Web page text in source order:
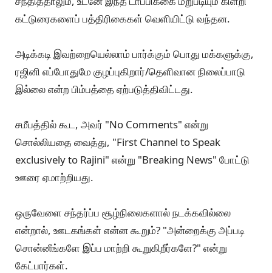
கட்டுரைகளைப் பத்திரிகைகள் வெளியிட்டு வந்தன.
அடிக்கடி இவற்றையெல்லாம் பார்க்கும் பொது மக்களுக்கு,
ரஜினி எப்போதுமே குழப்புகிறார்/தெளிவான நிலைப்பாடு
இல்லை என்ற பிம்பத்தை ஏற்படுத்திவிட்டது.
சமீபத்தில் கூட, அவர் "No Comments" என்று
சொல்லியதை வைத்து, "First Channel to Speak
exclusively to Rajini" என்று "Breaking News" போட்டு
ஊரை ஏமாற்றியது.
ஒருவேளை சந்தர்ப்ப சூழ்நிலைகளால் நடக்கவில்லை
என்றால், ஊடகங்கள் என்ன கூறும்? "அன்றைக்கு அப்படி
சொன்னீங்களே இப்ப மாற்றி கூறுகிறீர்களே?" என்று
கேட்பார்கள்.